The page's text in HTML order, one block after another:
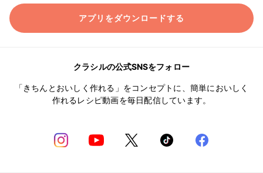
アプリをダウンロードする
クラシルの公式SNSをフォロー
「きちんとおいしく作れる」をコンセプトに、簡単においしく
作れるレシピ動画を毎日配信しています。